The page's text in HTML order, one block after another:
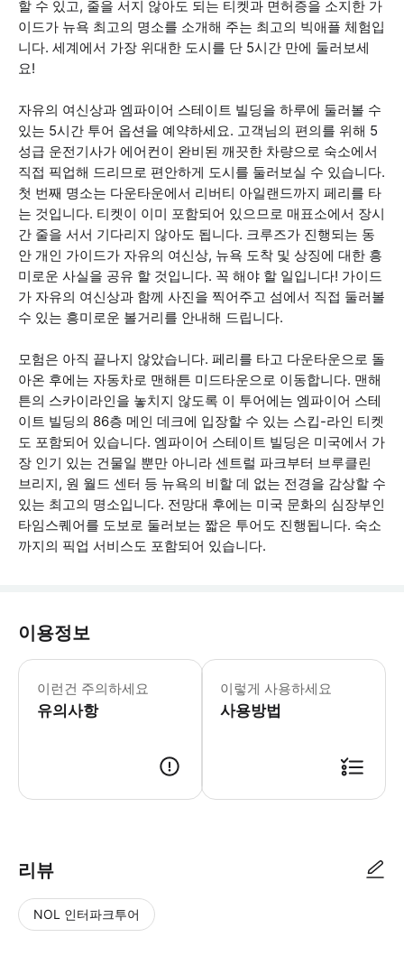
할 수 있고, 줄을 서지 않아도 되는 티켓과 면허증을 소지한 가
이드가 뉴욕 최고의 명소를 소개해 주는 최고의 빅애플 체험입
니다. 세계에서 가장 위대한 도시를 단 5시간 만에 둘러보세
요!
자유의 여신상과 엠파이어 스테이트 빌딩을 하루에 둘러볼 수
있는 5시간 투어 옵션을 예약하세요. 고객님의 편의를 위해 5
성급 운전기사가 에어컨이 완비된 깨끗한 차량으로 숙소에서
직접 픽업해 드리므로 편안하게 도시를 둘러보실 수 있습니다.
첫 번째 명소는 다운타운에서 리버티 아일랜드까지 페리를 타
는 것입니다. 티켓이 이미 포함되어 있으므로 매표소에서 장시
간 줄을 서서 기다리지 않아도 됩니다. 크루즈가 진행되는 동
안 개인 가이드가 자유의 여신상, 뉴욕 도착 및 상징에 대한 흥
미로운 사실을 공유 할 것입니다. 꼭 해야 할 일입니다! 가이드
가 자유의 여신상과 함께 사진을 찍어주고 섬에서 직접 둘러볼
수 있는 흥미로운 볼거리를 안내해 드립니다.
모험은 아직 끝나지 않았습니다. 페리를 타고 다운타운으로 돌
아온 후에는 자동차로 맨해튼 미드타운으로 이동합니다. 맨해
튼의 스카이라인을 놓치지 않도록 이 투어에는 엠파이어 스테
이트 빌딩의 86층 메인 데크에 입장할 수 있는 스킵-라인 티켓
도 포함되어 있습니다. 엠파이어 스테이트 빌딩은 미국에서 가
장 인기 있는 건물일 뿐만 아니라 센트럴 파크부터 브루클린
브리지, 원 월드 센터 등 뉴욕의 비할 데 없는 전경을 감상할 수
있는 최고의 명소입니다. 전망대 후에는 미국 문화의 심장부인
타임스퀘어를 도보로 둘러보는 짧은 투어도 진행됩니다. 숙소
까지의 픽업 서비스도 포함되어 있습니다.
이용정보
이런건 주의하세요
유의사항
투어 전날 이메일을 통해 중요한 정보
이렇게 사용하세요
사용방법
리뷰
NOL 인터파크투어